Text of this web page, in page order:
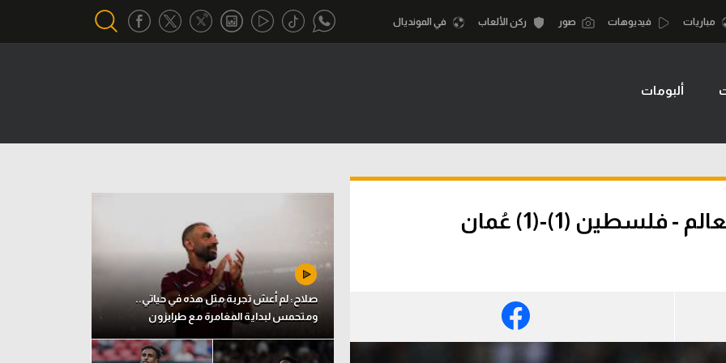
الكرة الإفريقية
الدوري الإنجليزي
كرة السلة الأمريكية
كرة سلة
رياضة نسائية
تقرير في الجول
تحليل في الجول
حكايات في الجول
كويز في الجول
فيديو في الجول
مباريات فيديوهات صور ركن الألعاب في المونديال
ألبومات
(1)-(1) عُمان
صلاح: لم أعش تجربة مثل هذه في حياتي..
ومتحمس لبداية المغامرة مع طرابزون